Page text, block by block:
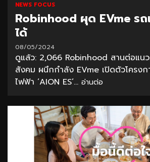
NEWS FOCUS
Robinhood ผุด EVme รถ
ได้
08/05/2024
ดูแล้ว: 2,066 Robinhood สานต่อแน
สังคม ผนึกกำลัง EVme เปิดตัวโครงก
ไฟฟ้า ‘AION ES’... อ่านต่อ